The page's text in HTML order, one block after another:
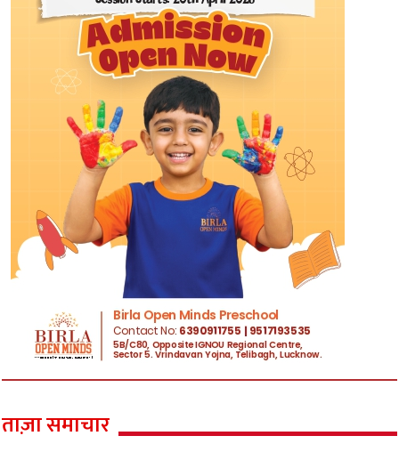
ताज़ा समाचार